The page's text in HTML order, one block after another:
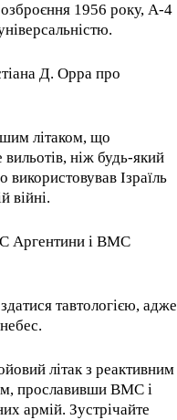
1956 року, A-4
Д. Орра про
літаком, що
ніж будь-який
Ізраїль
війні.
Аргентини і ВМС
тавтологією, адже
літак з реактивним
прославивши ВМС і
армій. Зустрічайте